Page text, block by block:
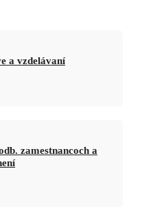
a vzdelávaní
zamestnancoch a